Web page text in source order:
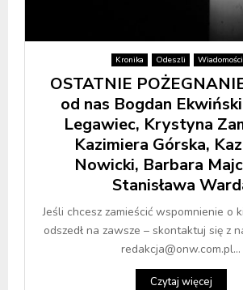
Kronika Odeszli Wiadomości
OSTATNIE
od nas Bogdan
Legawiec, Krystyna
Kazimiera Górska,
Nowicki, Barbara
Stanisława
Jeśli chcesz zamieścić wspomnienie o
odszedł na zawsze – skontaktuj się z
redakcja@onw.com.pl...
Czytaj więcej